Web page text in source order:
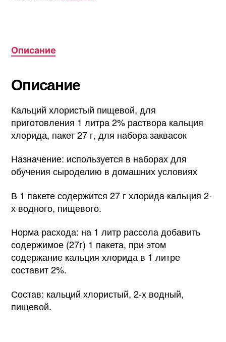
Описание
Описание
Кальций хлористый пищевой, для
приготовления 1 литра 2% раствора кальция
хлорида, пакет 27 г, для набора заквасок
Назначение: используется в наборах для
обучения сыроделию в домашних условиях
В 1 пакете содержится 27 г хлорида кальция 2-
х водного, пищевого.
Норма расхода: на 1 литр рассола добавить
содержимое (27г) 1 пакета, при этом
содержание кальция хлорида в 1 литре
составит 2%.
Состав: кальций хлористый, 2-х водный,
пищевой.